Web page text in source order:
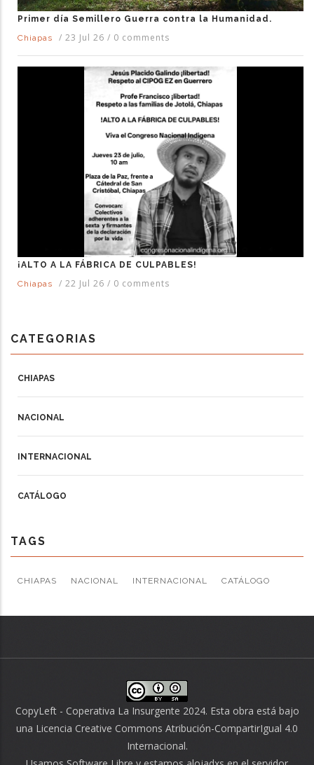
Primer día Semillero Guerra contra la Humanidad.
Chiapas
/ 23 Jul 26 / 0 comments
¡ALTO A LA FÁBRICA DE CULPABLES!
Chiapas
/ 22 Jul 26 / 0 comments
CATEGORIAS
CHIAPAS
NACIONAL
INTERNACIONAL
CATÁLOGO
TAGS
CHIAPAS NACIONAL INTERNACIONAL CATÁLOGO
CopyLeft - Coperativa La Insurgente 2024. Esta obra está bajo
una Licencia Creative Commons Atribución-CompartirIgual 4.0
Internacional.